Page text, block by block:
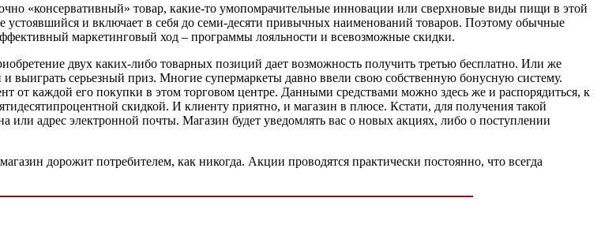
«консервативный» товар, какие-то умопомрачительные инновации или сверхновые виды пищи в этой
устоявшийся и включает в себя до семи-десяти привычных наименований товаров. Поэтому обычные
маркетинговый ход – программы лояльности и всевозможные скидки.
двух каких-либо товарных позиций дает возможность получить третью бесплатно. Или же
выиграть серьезный приз. Многие супермаркеты давно ввели свою собственную бонусную систему.
от каждой его покупки в этом торговом центре. Данными средствами можно здесь же и распорядиться, к
скидкой. И клиенту приятно, и магазин в плюсе. Кстати, для получения такой
или адрес электронной почты. Магазин будет уведомлять вас о новых акциях, либо о поступлении
дорожит потребителем, как никогда. Акции проводятся практически постоянно, что всегда